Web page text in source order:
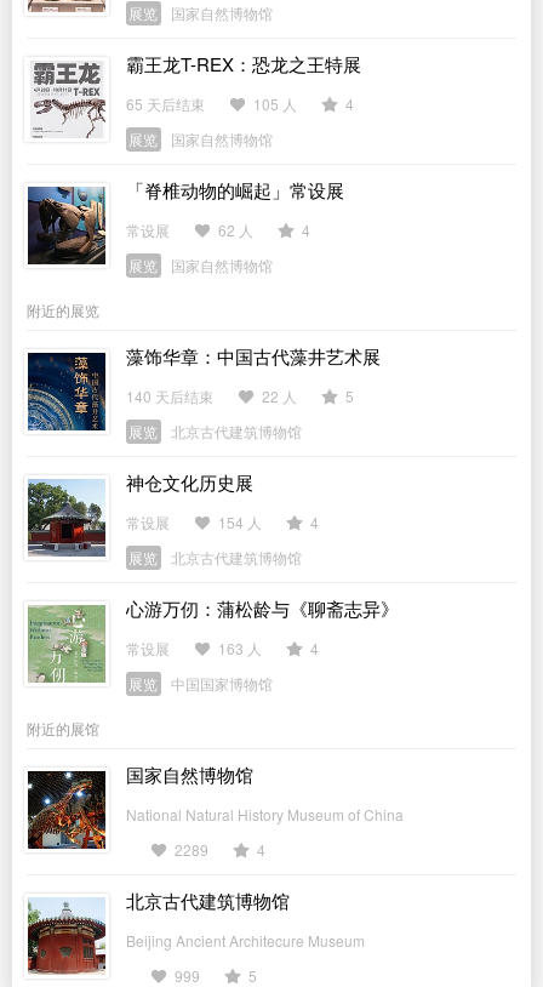
展览
国家自然博物馆
霸王龙T-REX：恐龙之王特展
65 天后结束 105 人
4
展览
国家自然博物馆
「脊椎动物的崛起」常设展
常设展 62 人
4
展览
国家自然博物馆
附近的展览
藻饰华章：中国古代藻井艺术展
140 天后结束 22 人
5
展览
北京古代建筑博物馆
神仓文化历史展
常设展 154 人
4
展览
北京古代建筑博物馆
心游万仞：蒲松龄与《聊斋志异》
常设展 163 人
4
展览
中国国家博物馆
附近的展馆
国家自然博物馆
National Natural History Museum of China
2289
4
北京古代建筑博物馆
Beijing Ancient Architecure Museum
999
5